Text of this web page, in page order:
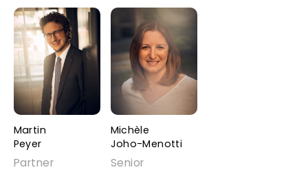
Martin
Peyer
Partner
Michèle
Joho-Menotti
Senior